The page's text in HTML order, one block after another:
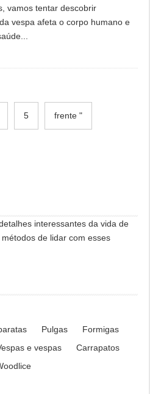
vamos tentar descobrir
vespa afeta o corpo humano e
5 frente "
interessantes da vida de
de lidar com esses
Pulgas
Formigas
e vespas
Carrapatos